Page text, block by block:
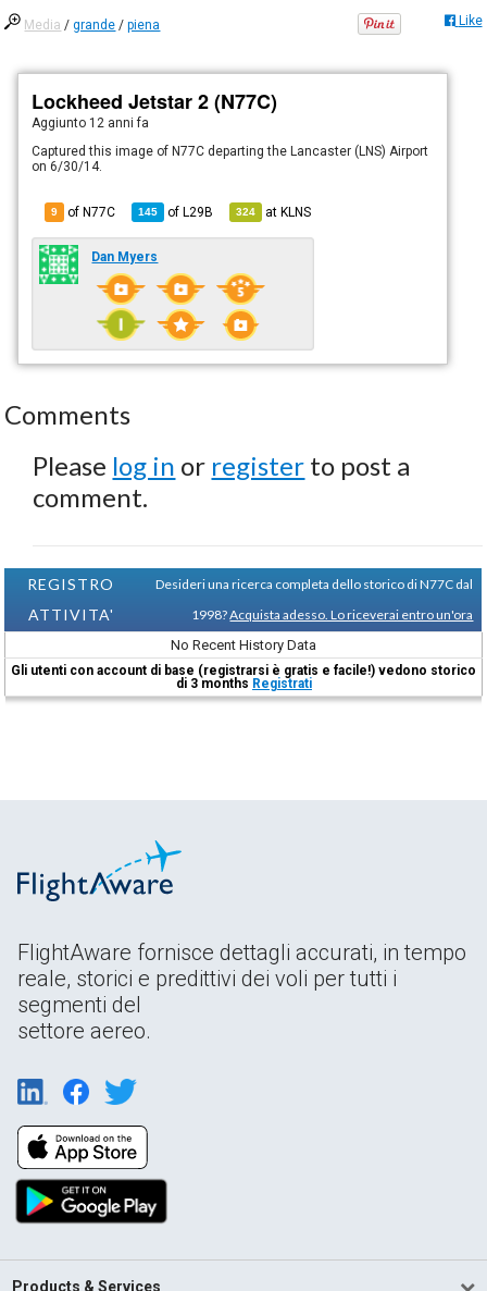
Media /grande /piena Like
Lockheed Jetstar 2 (N77C)
Aggiunto 12 anni fa
Captured this image of N77C departing the Lancaster (LNS) Airport
on 6/30/14.
9 of N77C 145 ofL29B 324 atKLNS
Dan Myers
Comments
Please log in or register to post a
comment.
REGISTRO
ATTIVITA'
Desideri una ricerca completa dello storico di N77C dal
1998?Acquista adesso. Lo riceverai entro un'ora
No Recent History Data
Gli utenti con account di base (registrarsi è gratis e facile!) vedono storico
di 3 months Registrati
FlightAware fornisce dettagli accurati, in tempo
reale, storici e predittivi dei voli per tutti i
segmenti del
settore aereo.
Products & Services